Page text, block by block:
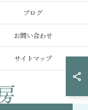
ブログ
お問い合わせ
サイトマップ